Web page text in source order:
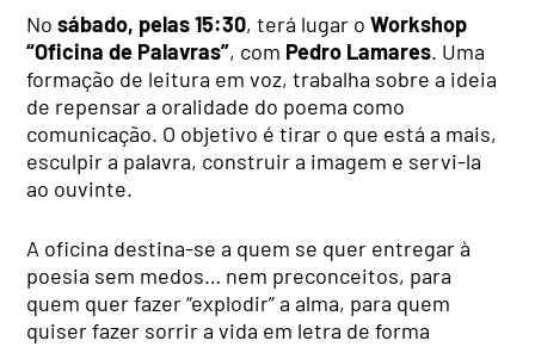
Nosábado, pelas 15:30, terá lugar oWorkshop
“Oficina de Palavras”, com Pedro Lamares. Uma
formação de leitura em voz, trabalha sobre a ideia
de repensar a oralidade do poema como
comunicação. O objetivo é tirar o que está a mais,
esculpir a palavra, construir a imagem e servi-la
ao ouvinte.
A oficina destina-se a quem se quer entregar à
poesia sem medos… nem preconceitos, para
quem quer fazer “explodir” a alma, para quem
quiser fazer sorrir a vida em letra de forma